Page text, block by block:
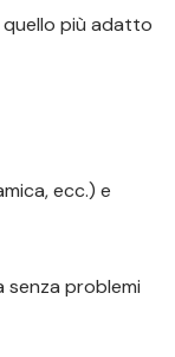
quello più adatto
ecc.) e
senza problemi